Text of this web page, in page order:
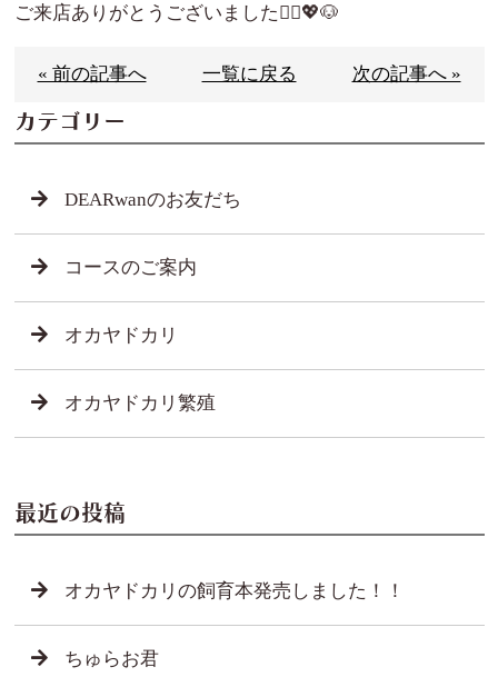
ご来店ありがとうございました🙇‍♀️💖🐶
« 前の記事へ 一覧に戻る 次の記事へ »
カテゴリー
DEARwanのお友だち
コースのご案内
オカヤドカリ
オカヤドカリ繁殖
最近の投稿
オカヤドカリの飼育本発売しました！！
ちゅらお君